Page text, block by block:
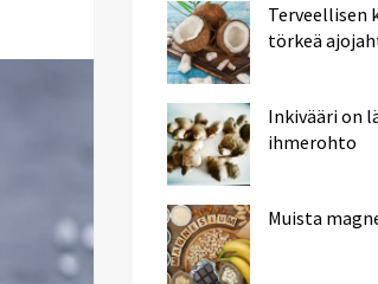
Terveellisen
törkeä
Inkivääri on
ihmerohto
Muista